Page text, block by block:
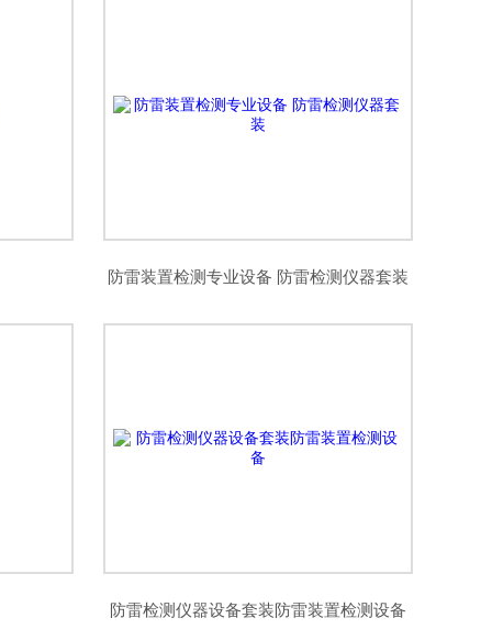
防雷装置检测专业设备 防雷检测仪器套装
防雷检测仪器设备套装防雷装置检测设备